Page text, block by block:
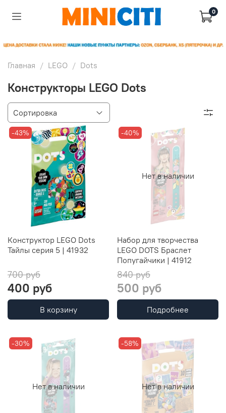
0
Главная LEGO Dots
Конструкторы LEGO Dots
-43%
Конструктор LEGO Dots
Тайлы серия 5 | 41932
700 руб
400 руб
В корзину
Нет в наличии
-40%
Набор для творчества
LEGO DOTS Браслет
Попугайчики | 41912
840 руб
500 руб
Подробнее
Нет в наличии
-30%
Нет в наличии
-58%